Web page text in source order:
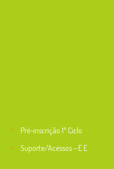
Pré-inscrição 1º Ciclo
Suporte/Acessos – E.E.